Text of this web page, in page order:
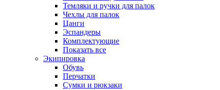
Темляки и ручки для палок
Чехлы для палок
Цанги
Эспандеры
Комплектующие
Показать все
Экипировка
Обувь
Перчатки
Сумки и рюкзаки